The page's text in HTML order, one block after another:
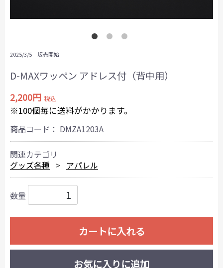
2025/3/5 販売開始
D-MAXワッペン アドレス付（背中用）
2,200円 税込
※100個毎に送料がかかります。
商品コード： DMZA1203A
関連カテゴリ
グッズ各種
アパレル
数量
カートに入れる
お気に入りに追加